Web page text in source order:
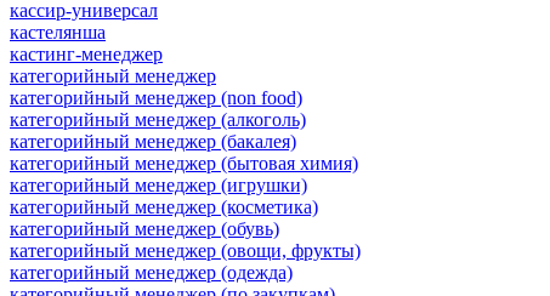
кассир-универсал
кастелянша
кастинг-менеджер
категорийный менеджер
категорийный менеджер (non food)
категорийный менеджер (алкоголь)
категорийный менеджер (бакалея)
категорийный менеджер (бытовая химия)
категорийный менеджер (игрушки)
категорийный менеджер (косметика)
категорийный менеджер (обувь)
категорийный менеджер (овощи, фрукты)
категорийный менеджер (одежда)